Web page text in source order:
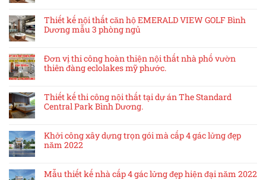
Thiết kế nội thất căn hộ EMERALD VIEW GOLF Bình
Dương mẫu 3 phòng ngủ
Đơn vị thi công hoàn thiện nội thất nhà phố vườn
thiên đàng eclolakes mỹ phước.
Thiết kế thi công nội thất tại dự án The Standard
Central Park Bình Dương.
Khởi công xây dựng trọn gói mà cấp 4 gác lửng đẹp
năm 2022
Mẫu thiết kế nhà cấp 4 gác lửng đẹp hiện đại năm 2022